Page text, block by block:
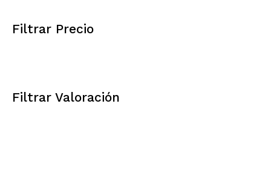
Filtrar Precio
Filtrar Valoración